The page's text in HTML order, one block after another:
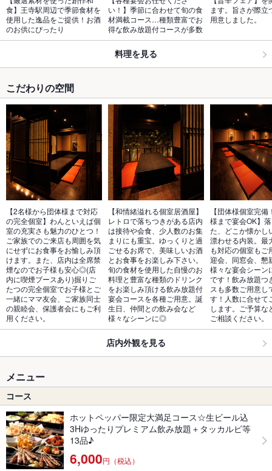
食】王寺駅周辺で季節食材を
使用した逸品をご提供！お酒
のお供にぴったり
い！】季節に合わせて旬の食
材満載コース…種類豊富でお
得な飲み放題付コースが多数
ます。旨さが際立
用意しました。
料理を見る
こだわりの空間
【2名様から団体様まで対応
の完全個室】わんといえば個
室の充実さも魅力のひとつ！
ご家族でのご来店も周囲を気
にせずにお食事をお愉しみ頂
けます。また、店内は全席禁
煙なのでお子様も安心◎(店
内に喫煙ブースあり)掘りご
たつの完全個室でお子様とご
一緒にママ友会、ご家族同士
の親睦会、保護者会にもご利
用ください。
【和情緒溢れる個室居酒屋】
レトロで落ちつきがある店内
は接待や会食、少人数のお集
まりにも重宝。ゆっくりと過
ごせるお席で、美味しいお酒
とお食事をお楽しみ下さい。
旬の食材を使用した自慢のお
料理と豊富な種類のドリンク
をお楽しみ頂ける飲み放題付
宴会コースを各種ご用意。誕
生日、仲間との飲み会など
様々なシーンに◎
【団体様個室完
様まで宴会OK】
た、どこか懐かし
漂わせる内装。最
も対応の個室もご
迎会、同窓会、懇
様々な宴会シーン
です！飲み放題つ
スも多数ご用意し
す！人数に合せて
します。ご予算な
ご相談ください。
店内外観を見る
メニュー
コース
ホットペッパー限定大満足コース☆生ビール込
3Hゆったりプレミアム飲み放題＋タッカルビ等
13品♪
6,000円（税込）